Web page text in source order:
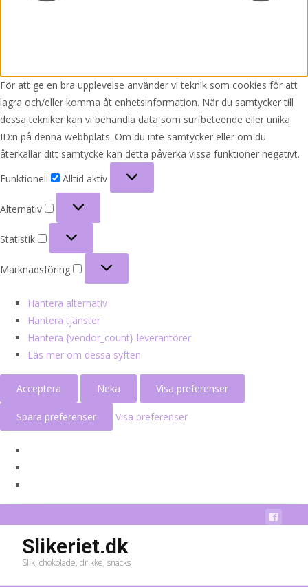
För att ge en bra upplevelse använder vi teknik som cookies för att
lagra och/eller komma åt enhetsinformation. När du samtycker till
dessa tekniker kan vi behandla data som surfbeteende eller unika
ID:n på denna webbplats. Om du inte samtycker eller om du
återkallar ditt samtycke kan detta påverka vissa funktioner negativt.
Funktionell
Alltid aktiv
Alternativ
Statistik
Marknadsföring
Hantera alternativ
Hantera tjänster
Hantera {vendor_count}-leverantörer
Läs mer om dessa syften
Acceptera Neka Visa preferenser
Spara preferenser Visa preferenser
Slikeriet.dk
Slik, chokolade, drikke, snacks